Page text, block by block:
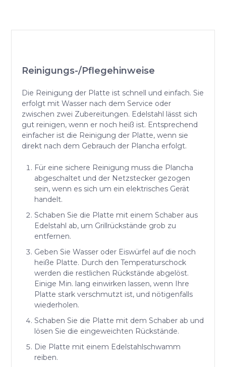
Reinigungs-/Pflegehinweise
Die Reinigung der Platte ist schnell und einfach. Sie
erfolgt mit Wasser nach dem Service oder
zwischen zwei Zubereitungen. Edelstahl lässt sich
gut reinigen, wenn er noch heiß ist. Entsprechend
einfacher ist die Reinigung der Platte, wenn sie
direkt nach dem Gebrauch der Plancha erfolgt.
Für eine sichere Reinigung muss die Plancha
abgeschaltet und der Netzstecker gezogen
sein, wenn es sich um ein elektrisches Gerät
handelt.
Schaben Sie die Platte mit einem Schaber aus
Edelstahl ab, um Grillrückstände grob zu
entfernen.
Geben Sie Wasser oder Eiswürfel auf die noch
heiße Platte. Durch den Temperaturschock
werden die restlichen Rückstände abgelöst.
Einige Min. lang einwirken lassen, wenn Ihre
Platte stark verschmutzt ist, und nötigenfalls
wiederholen.
Schaben Sie die Platte mit dem Schaber ab und
lösen Sie die eingeweichten Rückstände.
Die Platte mit einem Edelstahlschwamm
reiben.